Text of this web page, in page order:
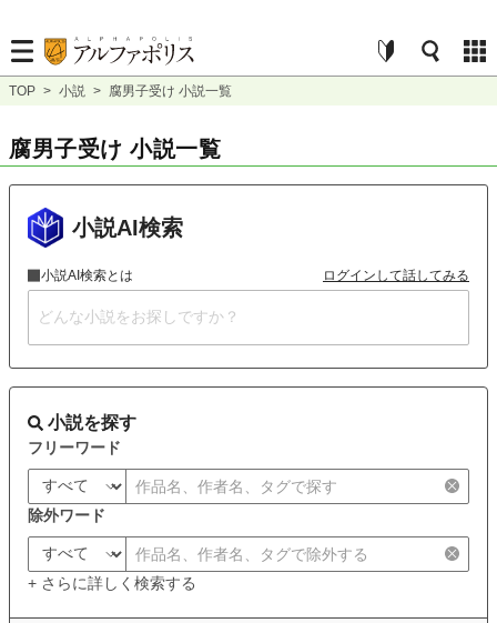
TOP > 小説 > 腐男子受け 小説一覧
腐男子受け 小説一覧
小説AI検索
小説AI検索とは ログインして話してみる
小説を探す
フリーワード
除外ワード
+ さらに詳しく検索する